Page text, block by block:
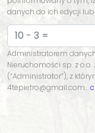
danych do ich edycji
Administratorem
Nieruchomości sp. z o.o.
(“Administrator”), z
4tepietro@gmail.com…